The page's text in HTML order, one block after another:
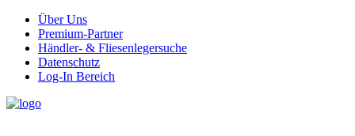
Über Uns
Premium-Partner
Händler- & Fliesenlegersuche
Datenschutz
Log-In Bereich